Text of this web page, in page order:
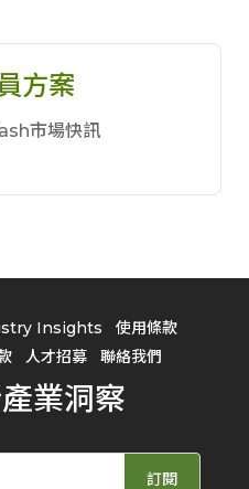
方案
市場快訊
Insights
使用條款
人才招募 聯絡我們
業洞察
訂閱